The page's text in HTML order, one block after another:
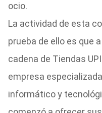
ocio.
La actividad de esta
prueba de ello es que
cadena de Tiendas
empresa
informático y